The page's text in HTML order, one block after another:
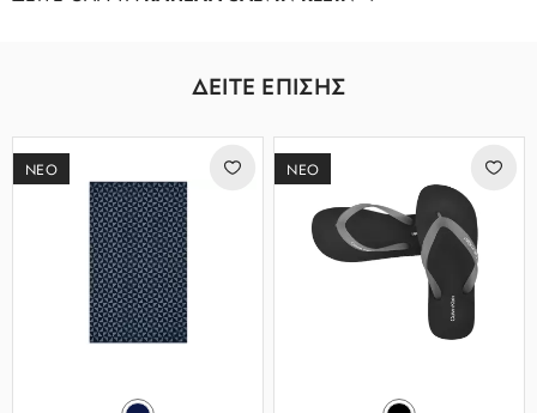
ΔΕΙΤΕ ΕΠΙΣΗΣ
ΝΕΟ ΝΕΟ